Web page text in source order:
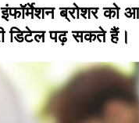
ब्रोशर को
डिटेल पढ़ सकते हैं।